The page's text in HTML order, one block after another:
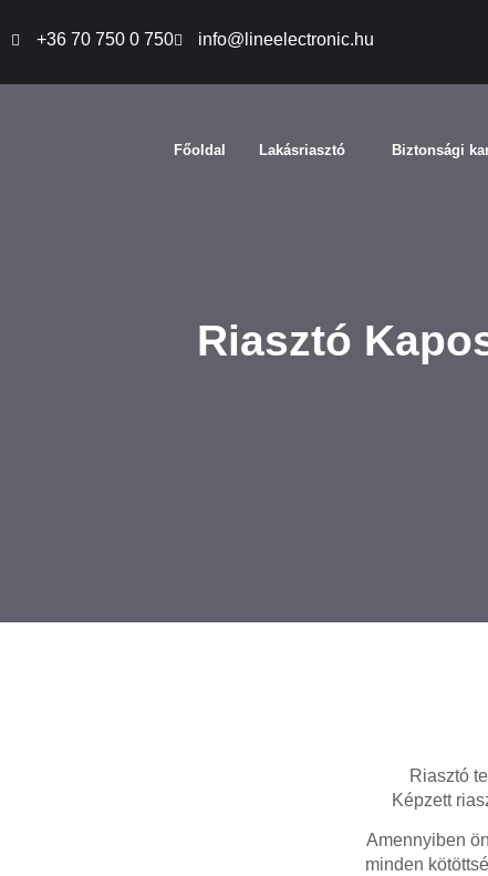
+36 70 750 0 750 info@lineelectronic.hu
Főoldal Lakásriasztó Biztonsági
Riasztó
Riasztó
Képzett
Amennyiben
minden